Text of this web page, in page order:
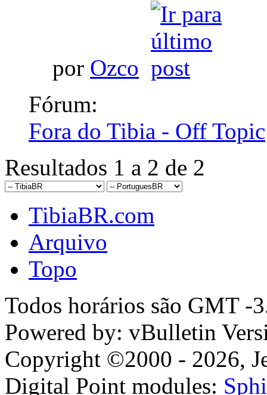
por Ozco
Fórum:
Fora do Tibia - Off Topic
Resultados 1 a 2 de 2
TibiaBR.com
Arquivo
Topo
Todos horários são GMT -
Powered by: vBulletin
Copyright ©2000 - 2026,
Digital Point modules: